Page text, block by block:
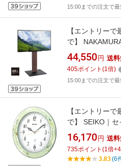
15:00までの注文で
【エントリー
で】
ビスタンド
ト WLTVK6238
44,550 円 送
405ポイント (1倍)
15:00までの注文で
【エントリー
で】 SEIKO｜セ
スタイル（野鳥
波自動受信機能
16,170 円 送
735ポイント (1倍+4
3.83(6